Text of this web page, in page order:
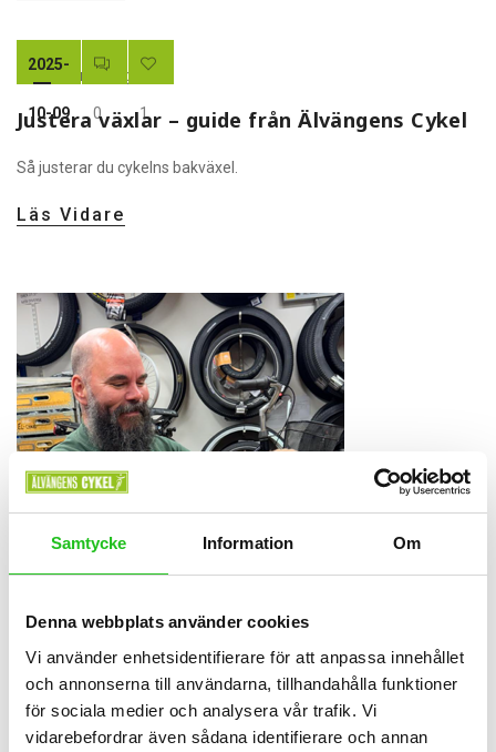
Samtycke Information Om
Denna webbplats använder cookies
Vi använder enhetsidentifierare för att anpassa innehållet
och annonserna till användarna, tillhandahålla funktioner
för sociala medier och analysera vår trafik. Vi
vidarebefordrar även sådana identifierare och annan
2025-
10-09 0 1
Justera växlar – guide från Älvängens Cykel
Så justerar du cykelns bakväxel.
Läs Vidare